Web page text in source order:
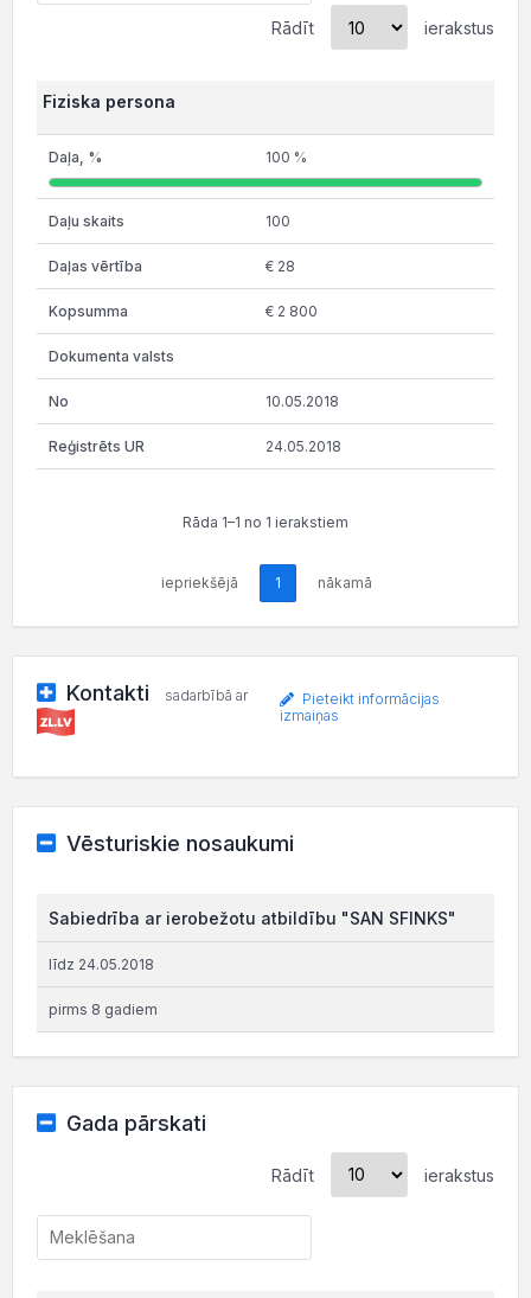
Rādīt ierakstus
Fiziska persona
100 %
100
€ 28
€ 2 800
10.05.2018
24.05.2018
Rāda 1–1 no 1 ierakstiem
iepriekšējā 1 nākamā
Kontakti sadarbībā ar
Pieteikt informācijas
izmaiņas
Vēsturiskie nosaukumi
Sabiedrība ar ierobežotu atbildību "SAN SFINKS"
līdz 24.05.2018
pirms 8 gadiem
Gada pārskati
Rādīt ierakstus